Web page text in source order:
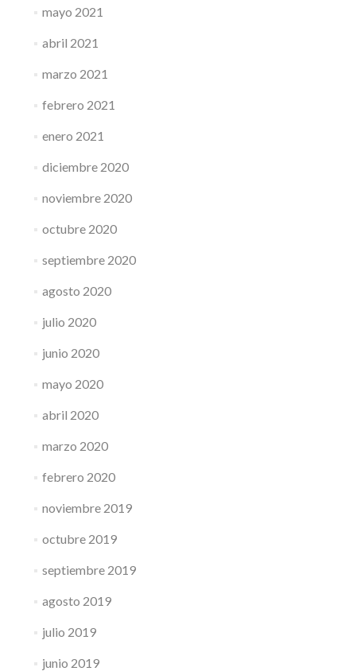
mayo 2021
abril 2021
marzo 2021
febrero 2021
enero 2021
diciembre 2020
noviembre 2020
octubre 2020
septiembre 2020
agosto 2020
julio 2020
junio 2020
mayo 2020
abril 2020
marzo 2020
febrero 2020
noviembre 2019
octubre 2019
septiembre 2019
agosto 2019
julio 2019
junio 2019